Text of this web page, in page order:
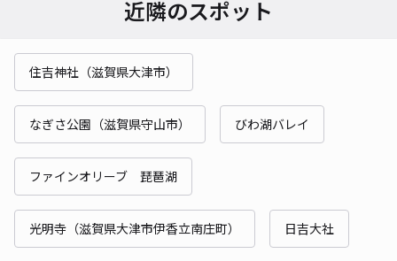
近隣のスポット
住吉神社（滋賀県大津市）
なぎさ公園（滋賀県守山市） びわ湖バレイ
ファインオリーブ 琵琶湖
光明寺（滋賀県大津市伊香立南庄町） 日吉大社